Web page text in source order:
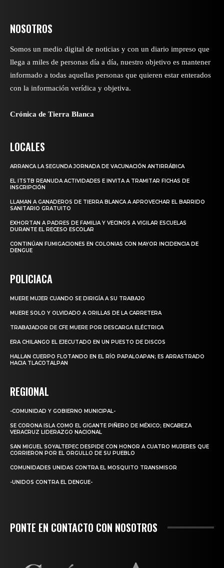
NOSOTROS
Somos un medio digital de noticias y con un diario impreso que
llega a miles de personas día a día, nuestro objetivo es mantener
informado a todas aquellas personas que quieren estar enterados
con la información verídica y objetiva.
Crónica de Tierra Blanca
LOCALES
ARRANCA LA SEGUNDA JORNADA DE VACUNACIÓN ANTIRRÁBICA
EL ITSTB REANUDA ACTIVIDADES E INVITA A TRAMITAR FICHAS DE
INSCRIPCIÓN
LLAMAN A GANADEROS DE TIERRA BLANCA A APROVECHAR EL BARRIDO
SANITARIO GRATUITO
EXHORTAN A PADRES DE FAMILIA Y VECINOS A VIGILAR ESCUELAS
DURANTE EL RECESO ESCOLAR
CONTINÚAN FUMIGACIONES EN COLONIAS CON MAYOR INCIDENCIA DE
DENGUE
POLICIACA
MUERE MUJER CUANDO SE DIRIGÍA A SU TRABAJO
MUERE SOLO Y OLVIDADO A ORILLAS DE LA CARRETERA
TRABAJADOR DE CFE MUERE POR DESCARGA ELÉCTRICA
ERA CHILANGO EL EJECUTADO EN UN PUESTO DE DISCOS
HALLAN CUERPO FLOTANDO EN EL RÍO PAPALOAPAN; ES ARRASTRADO
HACIA TLACOTALPAN
REGIONAL
-COMUNIDAD Y GOBIERNO MUNICIPAL-
SE CORONA ISLA COMO EL GIGANTE PIÑERO DE MÉXICO; ENCABEZA
VERACRUZ LIDERAZGO NACIONAL
SAN MIGUEL SOYALTEPEC DESPIDE CON HONOR A CUATRO MUJERES QUE
CORRIERON POR EL ORGULLO DE SU PUEBLO
COMUNIDADES UNIDAS CONTRA EL MOSQUITO TRANSMISOR
-UNIDOS CONTRA EL DENGUE-
PONTE EN CONTACTO CON NOSOTROS